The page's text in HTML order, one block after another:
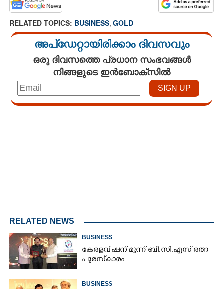
RELATED TOPICS: BUSINESS, GOLD
അപ്ഡേറ്റായിരിക്കാം ദിവസവും
ഒരു ദിവസത്തെ പ്രധാന സംഭവങ്ങൾ
നിങ്ങളുടെ ഇൻബോക്സിൽ
RELATED NEWS
BUSINESS
കേരളവിഷന് മൂന്ന് ബി.സി.എസ് രത്ന
പുരസ്‌കാരം
BUSINESS